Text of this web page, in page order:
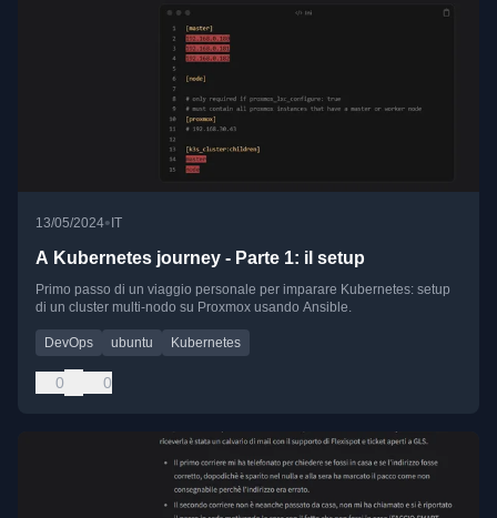
13/05/2024•IT
A Kubernetes journey - Parte 1: il setup
Primo passo di un viaggio personale per imparare Kubernetes: setup
di un cluster multi-nodo su Proxmox usando Ansible.
DevOps ubuntu Kubernetes
0 0